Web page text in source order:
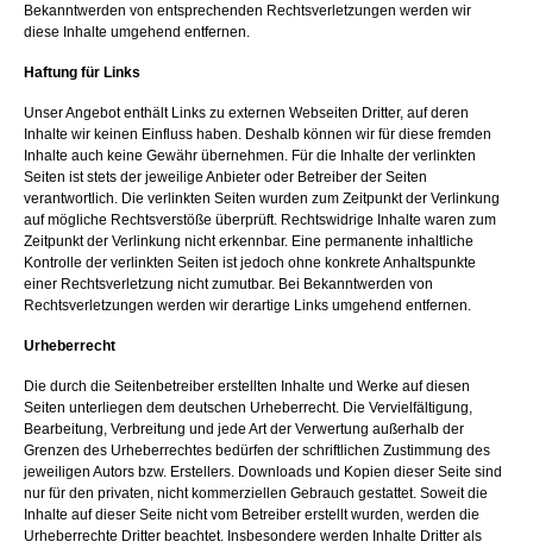
Bekanntwerden von entsprechenden Rechtsverletzungen werden wir
diese Inhalte umgehend entfernen.
Haftung für Links
Unser Angebot enthält Links zu externen Webseiten Dritter, auf deren
Inhalte wir keinen Einfluss haben. Deshalb können wir für diese fremden
Inhalte auch keine Gewähr übernehmen. Für die Inhalte der verlinkten
Seiten ist stets der jeweilige Anbieter oder Betreiber der Seiten
verantwortlich. Die verlinkten Seiten wurden zum Zeitpunkt der Verlinkung
auf mögliche Rechtsverstöße überprüft. Rechtswidrige Inhalte waren zum
Zeitpunkt der Verlinkung nicht erkennbar. Eine permanente inhaltliche
Kontrolle der verlinkten Seiten ist jedoch ohne konkrete Anhaltspunkte
einer Rechtsverletzung nicht zumutbar. Bei Bekanntwerden von
Rechtsverletzungen werden wir derartige Links umgehend entfernen.
Urheberrecht
Die durch die Seitenbetreiber erstellten Inhalte und Werke auf diesen
Seiten unterliegen dem deutschen Urheberrecht. Die Vervielfältigung,
Bearbeitung, Verbreitung und jede Art der Verwertung außerhalb der
Grenzen des Urheberrechtes bedürfen der schriftlichen Zustimmung des
jeweiligen Autors bzw. Erstellers. Downloads und Kopien dieser Seite sind
nur für den privaten, nicht kommerziellen Gebrauch gestattet. Soweit die
Inhalte auf dieser Seite nicht vom Betreiber erstellt wurden, werden die
Urheberrechte Dritter beachtet. Insbesondere werden Inhalte Dritter als